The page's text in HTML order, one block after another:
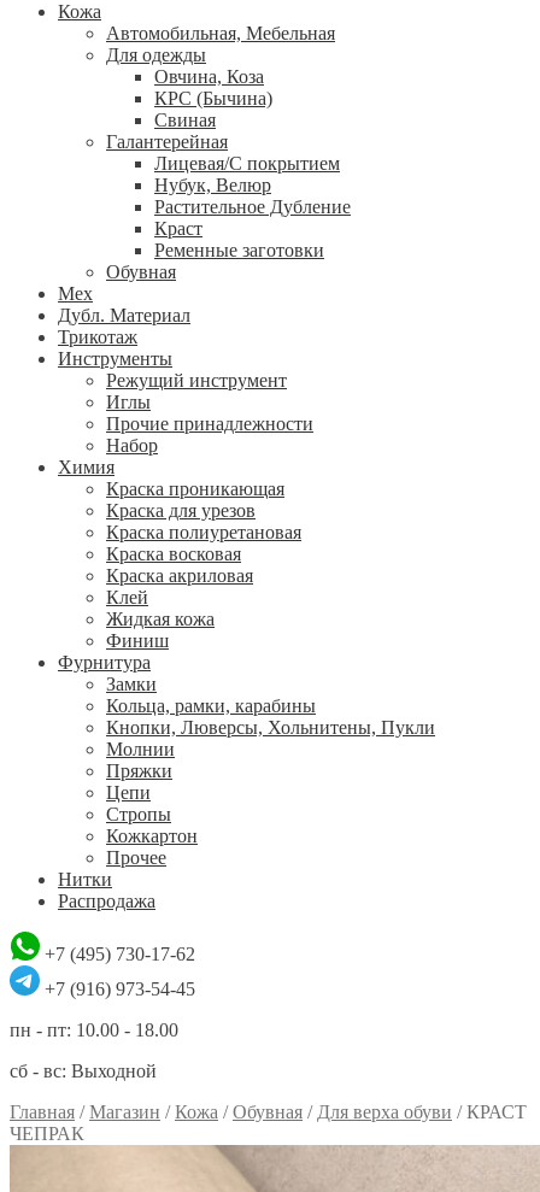
Кожа
Автомобильная, Мебельная
Для одежды
Овчина, Коза
КРС (Бычина)
Свиная
Галантерейная
Лицевая/С покрытием
Нубук, Велюр
Растительное Дубление
Краст
Ременные заготовки
Обувная
Мех
Дубл. Материал
Трикотаж
Инструменты
Режущий инструмент
Иглы
Прочие принадлежности
Набор
Химия
Краска проникающая
Краска для урезов
Краска полиуретановая
Краска восковая
Краска акриловая
Клей
Жидкая кожа
Финиш
Фурнитура
Замки
Кольца, рамки, карабины
Кнопки, Люверсы, Хольнитены, Пукли
Молнии
Пряжки
Цепи
Стропы
Кожкартон
Прочее
Нитки
Распродажа
+7 (495) 730-17-62
+7 (916) 973-54-45
пн - пт: 10.00 - 18.00
сб - вс: Выходной
Главная /Магазин /Кожа /Обувная / Для верха обуви /КРАСТ
ЧЕПРАК